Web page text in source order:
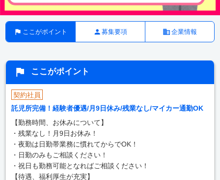
ここがポイント 募集要項 企業情報
ここがポイント
契約社員
託児所完備！経験者優遇/月9日休み/残業なし/マイカー通勤OK
【勤務時間、お休みについて】
・残業なし！月9日お休み！
・夜勤は日勤帯業務に慣れてからでOK！
・日勤のみもご相談ください！
・祝日も勤務可能となればご相談ください！
【待遇、福利厚生が充実】